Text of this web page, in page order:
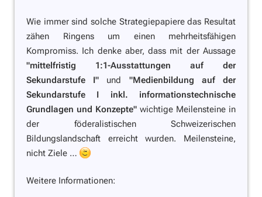
Wie immer sind solche Strategiepapiere das Resultat
zähen Ringens um einen mehrheitsfähigen
Kompromiss. Ich denke aber, dass mit der Aussage
"mittelfristig 1:1-Ausstattungen auf der
Sekundarstufe I" und "Medienbildung auf der
Sekundarstufe I inkl. informationstechnische
Grundlagen und Konzepte" wichtige Meilensteine in
der föderalistischen Schweizerischen
Bildungslandschaft erreicht wurden. Meilensteine,
nicht Ziele …
Weitere Informationen: